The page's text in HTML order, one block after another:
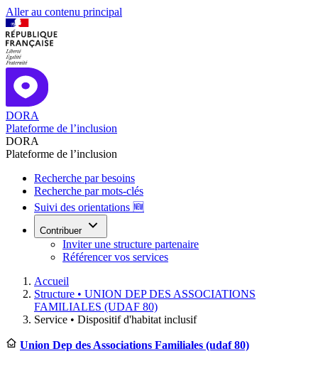
Aller au contenu principal
DORA
Plateforme de l’inclusion
DORA
Plateforme de l’inclusion
Recherche par besoins
Recherche par mots-clés
Suivi des orientations 🆕
Contribuer
Inviter une structure partenaire
Référencer vos services
Accueil
Structure • UNION DEP DES ASSOCIATIONS
FAMILIALES (UDAF 80)
Service • Dispositif d'habitat inclusif
Union Dep des Associations Familiales (udaf 80)